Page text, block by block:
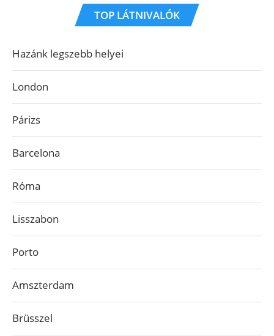
TOP LÁTNIVALÓK
Hazánk legszebb helyei
London
Párizs
Barcelona
Róma
Lisszabon
Porto
Amszterdam
Brüsszel